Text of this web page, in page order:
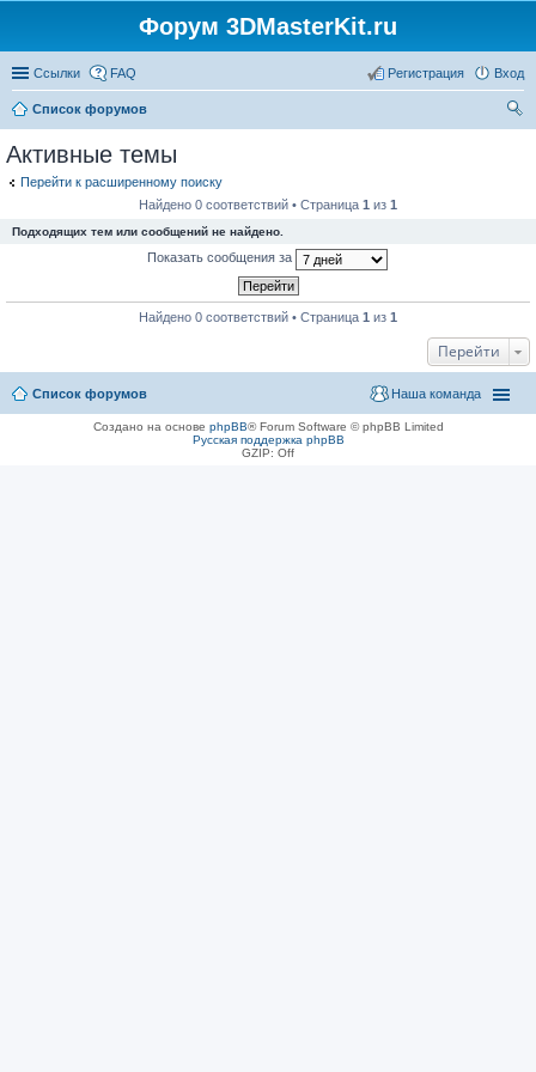
Форум 3DMasterKit.ru
Ссылки FAQ Вход
Регистрация
Список форумов
Активные темы
Перейти к расширенному поиску
Найдено 0 соответствий • Страница 1 из 1
Подходящих тем или сообщений не найдено.
Показать сообщения за
Найдено 0 соответствий • Страница 1 из 1
Перейти
Список форумов Наша команда
Создано на основе phpBB® Forum Software © phpBB Limited
Русская поддержка phpBB
GZIP: Off